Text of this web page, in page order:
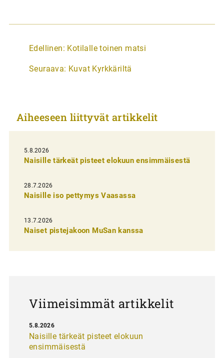
A
t
k
e
l
i
e
n
e
Edellinen: Kotilalle toinen matsi
Seuraava: Kuvat Kyrkkäriltä
Aiheeseen liittyvät artikkelit
5.8.2026
Naisille tärkeät pisteet elokuun ensimmäisestä
28.7.2026
Naisille iso pettymys Vaasassa
13.7.2026
Naiset pistejakoon MuSan kanssa
Viimeisimmät artikkelit
Naisille tärkeät pisteet elokuun
ensimmäisestä
5.8.2026